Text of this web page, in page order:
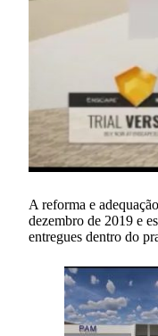
A reforma e
dezembro de 2019 e
entregues dentro do